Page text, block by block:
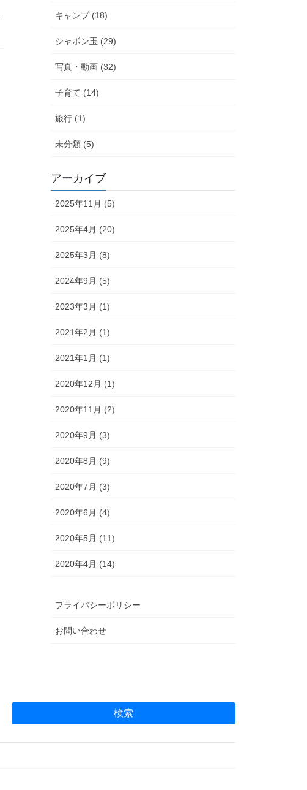
キャンプ (18)
シャボン玉 (29)
写真・動画 (32)
子育て (14)
旅行 (1)
未分類 (5)
アーカイブ
2025年11月 (5)
2025年4月 (20)
2025年3月 (8)
2024年9月 (5)
2023年3月 (1)
2021年2月 (1)
2021年1月 (1)
2020年12月 (1)
2020年11月 (2)
2020年9月 (3)
2020年8月 (9)
2020年7月 (3)
2020年6月 (4)
2020年5月 (11)
2020年4月 (14)
プライバシーポリシー
お問い合わせ